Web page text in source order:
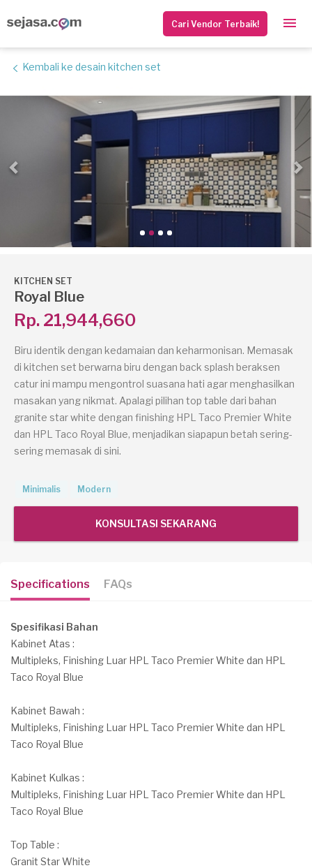
Cari Vendor Terbaik!
Kembali ke desain kitchen set
Previous
KITCHEN SET
Royal Blue
Rp. 21,944,660
Biru identik dengan kedamaian dan keharmonisan. Memasak
di kitchen set berwarna biru dengan back splash beraksen
catur ini mampu mengontrol suasana hati agar menghasilkan
masakan yang nikmat. Apalagi pilihan top table dari bahan
granite star white dengan finishing HPL Taco Premier White
dan HPL Taco Royal Blue, menjadikan siapapun betah sering-
sering memasak di sini.
Minimalis Modern
KONSULTASI SEKARANG
Specifications FAQs
Spesifikasi Bahan
Kabinet Atas :
Multipleks, Finishing Luar HPL Taco Premier White dan HPL
Taco Royal Blue
Kabinet Bawah :
Multipleks, Finishing Luar HPL Taco Premier White dan HPL
Taco Royal Blue
Kabinet Kulkas :
Multipleks, Finishing Luar HPL Taco Premier White dan HPL
Taco Royal Blue
Top Table :
Granit Star White